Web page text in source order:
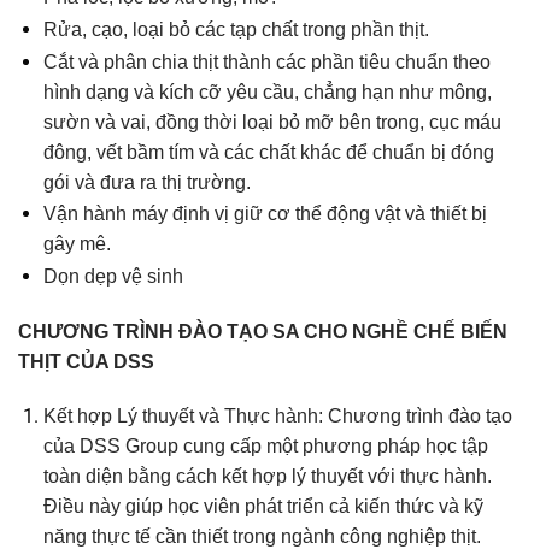
Rửa, cạo, loại bỏ các tạp chất trong phần thịt.
Cắt và phân chia thịt thành các phần tiêu chuẩn theo
hình dạng và kích cỡ yêu cầu, chẳng hạn như mông,
sườn và vai, đồng thời loại bỏ mỡ bên trong, cục máu
đông, vết bầm tím và các chất khác để chuẩn bị đóng
gói và đưa ra thị trường.
Vận hành máy định vị giữ cơ thể động vật và thiết bị
gây mê.
Dọn dẹp vệ sinh
CHƯƠNG TRÌNH ĐÀO TẠO SA CHO NGHỀ CHẾ BIẾN
THỊT CỦA DSS
Kết hợp Lý thuyết và Thực hành: Chương trình đào tạo
của DSS Group cung cấp một phương pháp học tập
toàn diện bằng cách kết hợp lý thuyết với thực hành.
Điều này giúp học viên phát triển cả kiến thức và kỹ
năng thực tế cần thiết trong ngành công nghiệp thịt.